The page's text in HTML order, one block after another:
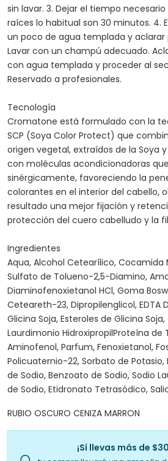
sin lavar. 3. Dejar el tiempo
raíces lo habitual son 30 minutos. 4.
un poco de agua templada y
Lavar con un champú adecuado.
con agua templada y proceder al
Reservado a profesionales.
Tecnología
Cromatone está formulado con la
SCP (Soya Color Protect) que
origen vegetal, extraídos de la Soya
con moléculas acondicionadoras
sinérgicamente, favoreciendo la
colorantes en el interior del cabello,
resultado una mejor fijación y
protección del cuero cabelludo y la
Ingredientes
Aqua, Alcohol Cetearílico, Cocamida
Sulfato de Tolueno-2,5-Diamino,
Diaminofenoxietanol HCl, Goma
Ceteareth-23, Dipropilenglicol, EDTA
Glicina Soja, Esteroles de Glicina
Laurdimonio HidroxipropilProteína de
Aminofenol, Parfum, Fenoxietanol,
Policuaternio-22, Sorbato de Potasio,
de Sodio, Benzoato de Sodio, Sodio
de Sodio, Etidronato Tetrasódico,
RUBIO OSCURO CENIZA MARRON
¡Sí llevas más de